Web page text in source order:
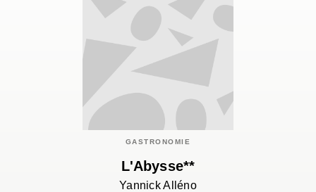
GASTRONOMIE
L'Abysse**
Yannick Alléno